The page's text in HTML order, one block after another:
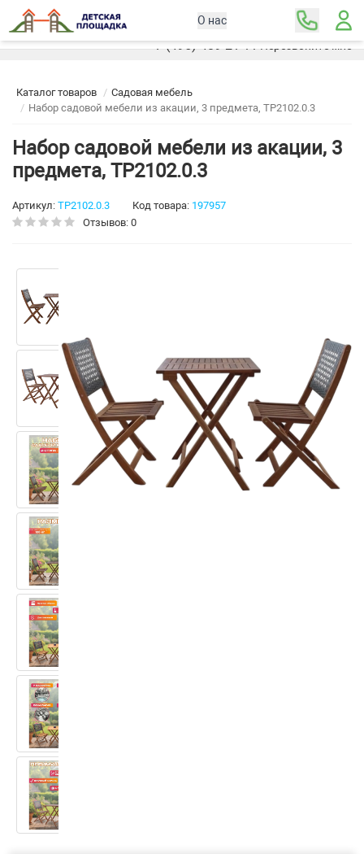
О нас
Москва
+7 (495) 489-21-11Перезвоните мне
Каталог товаров
Садовая мебель
Набор садовой мебели из акации, 3 предмета, TP2102.0.3
Набор садовой мебели из акации, 3
предмета, TP2102.0.3
Артикул: TP2102.0.3 Код товара: 197957
Отзывов: 0